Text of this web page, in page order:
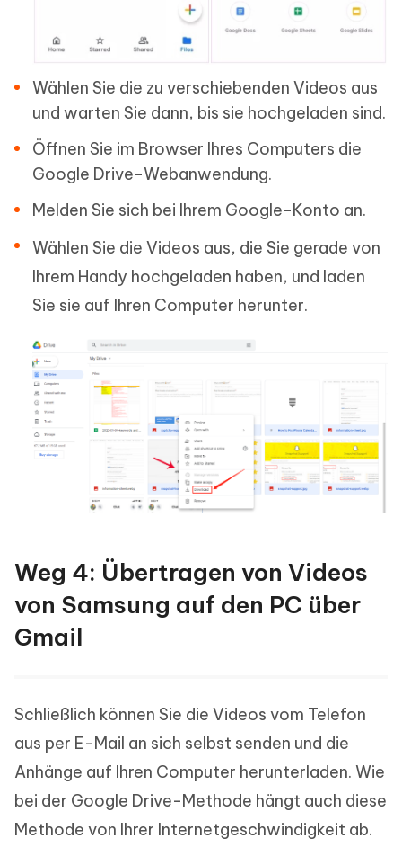
Wählen Sie die zu verschiebenden Videos aus
und warten Sie dann, bis sie hochgeladen sind.
Öffnen Sie im Browser Ihres Computers die
Google Drive-Webanwendung.
Melden Sie sich bei Ihrem Google-Konto an.
Wählen Sie die Videos aus, die Sie gerade von
Ihrem Handy hochgeladen haben, und laden
Sie sie auf Ihren Computer herunter.
Weg 4: Übertragen von Videos
von Samsung auf den PC über
Gmail
Schließlich können Sie die Videos vom Telefon
aus per E-Mail an sich selbst senden und die
Anhänge auf Ihren Computer herunterladen. Wie
bei der Google Drive-Methode hängt auch diese
Methode von Ihrer Internetgeschwindigkeit ab.